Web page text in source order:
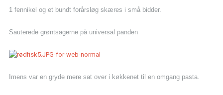
1 fennikel og et bundt forårsløg skæres i små bidder.
Sauterede grøntsagerne på universal panden
Imens var en gryde mere sat over i køkkenet til en omgang pasta.